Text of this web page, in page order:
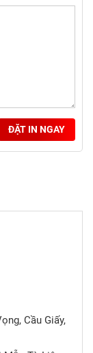
ĐẶT IN NGAY
Cầu Giấy,